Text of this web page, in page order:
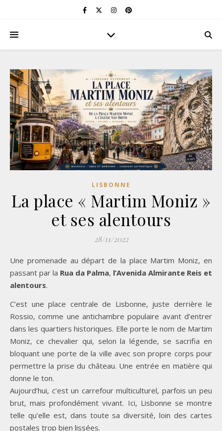
LISBONNE
La place « Martim Moniz »
et ses alentours
28/11/2022
Une promenade au départ de la place Martim Moniz, en
passant par la Rua da Palma, l’Avenida Almirante Reis et
alentours.
C’est une place centrale de Lisbonne, juste derrière le
Rossio, comme une antichambre populaire avant d’entrer
dans les quartiers historiques. Elle porte le nom de Martim
Moniz, ce chevalier qui, selon la légende, se sacrifia en
bloquant une porte de la ville avec son propre corps pour
permettre la prise du château. Une entrée en matière qui
donne le ton.
Aujourd’hui, c’est un carrefour multiculturel, parfois un peu
brut, mais profondément vivant. Ici, Lisbonne se montre
telle qu’elle est, dans toute sa diversité, loin des cartes
postales trop bien lissées.